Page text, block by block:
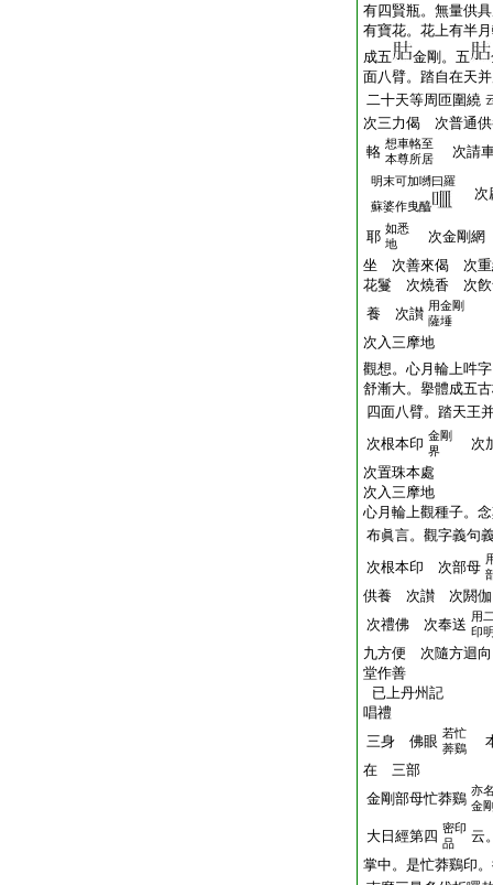
有四賢瓶。無量供
有寶花。花上有半
成五
金剛。五
面八臂。踏自在天
二十天等周匝圍繞
次三力偈 次普通
輅 想車輅至
本尊所居
次請
明末可加嚩曰羅
蘇婆作曳醯
次
耶 如悉
地
次金剛
坐 次善來偈 次
花鬘 次燒香 次
養 次讃 用金剛
薩埵
次入三摩地
觀想。心月輪上吽
舒漸大。擧體成五
四面八臂。踏天王
次根本印 金剛
界
次
次置珠本處
次入三摩地
心月輪上觀種子。
布眞言。觀字義句
次根本印 次部母
供養 次讃 次閼
次禮佛 次奉送 用
印
九方便 次隨方迴
堂作善
已上丹州記
唱禮
三身 佛眼 若忙
莾鷄
在 三部
金剛部母忙莽鷄 亦
金
大日經第四 密印
品
云
掌中。是忙莽鷄印